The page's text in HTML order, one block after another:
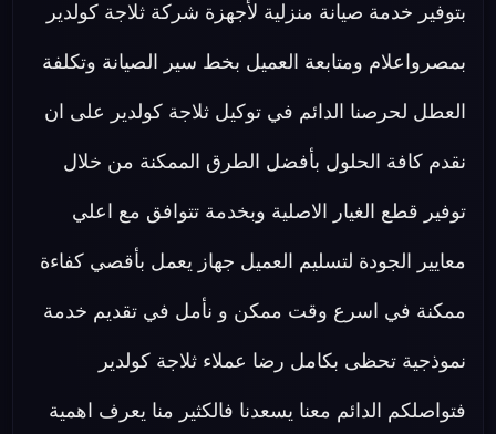
بتوفير خدمة صيانة منزلية لأجهزة شركة ثلاجة كولدير
بمصرواعلام ومتابعة العميل بخط سير الصيانة وتكلفة
العطل لحرصنا الدائم في توكيل ثلاجة كولدير على ان
نقدم كافة الحلول بأفضل الطرق الممكنة من خلال
توفير قطع الغيار الاصلية وبخدمة تتوافق مع اعلي
معايير الجودة لتسليم العميل جهاز يعمل بأقصي كفاءة
ممكنة في اسرع وقت ممكن و نأمل في تقديم خدمة
نموذجية تحظى بكامل رضا عملاء ثلاجة كولدير
فتواصلكم الدائم معنا يسعدنا فالكثير منا يعرف اهمية